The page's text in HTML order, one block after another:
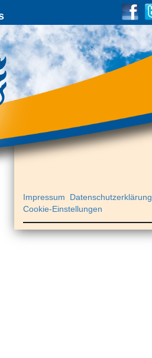
Impressum
Datenschutzerklärung
Cookie-Einstellungen